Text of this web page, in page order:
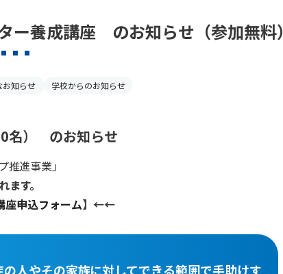
養成講座 のお知らせ（参加無料）
お知らせ 学校からのお知らせ
名） のお知らせ
進事業」
す。
座申込フォーム】←←
人やその家族に対してできる範囲で手助けす